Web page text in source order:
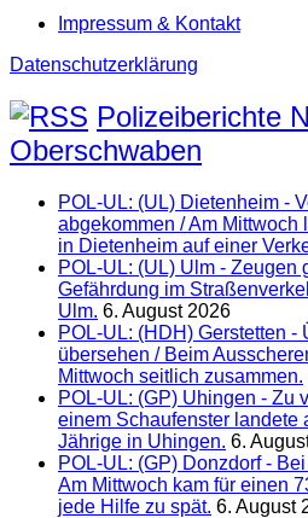
Impressum & Kontakt
Datenschutzerklärung
Polizeiberichte
Oberschwaben
POL-UL: (UL) Dietenheim -
abgekommen / Am Mittwoch
in Dietenheim auf einer
POL-UL: (UL) Ulm - Zeugen
Gefährdung im
Ulm. 6. August 2026
POL-UL: (HDH) Gerstetten -
übersehen / Beim
Mittwoch seitlich zusammen.
POL-UL: (GP) Uhingen - Zu
einem Schaufenster landete
Jährige in Uhingen. 6.
POL-UL: (GP) Donzdorf -
Am Mittwoch kam für einen
jede Hilfe zu spät. 6. August